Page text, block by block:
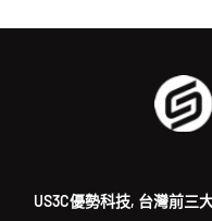
US3C優勢科技, 台灣前